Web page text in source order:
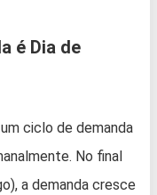
é Dia de
ciclo de demanda
No final
a demanda cresce